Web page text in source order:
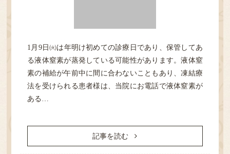
1月9日㈫は年明け初めての診療日であり、保管してあ
る液体窒素が蒸発している可能性があります。液体窒
素の補給が午前中に間に合わないこともあり、凍結療
法を受けられる患者様は、当院にお電話で液体窒素が
ある…
記事を読む